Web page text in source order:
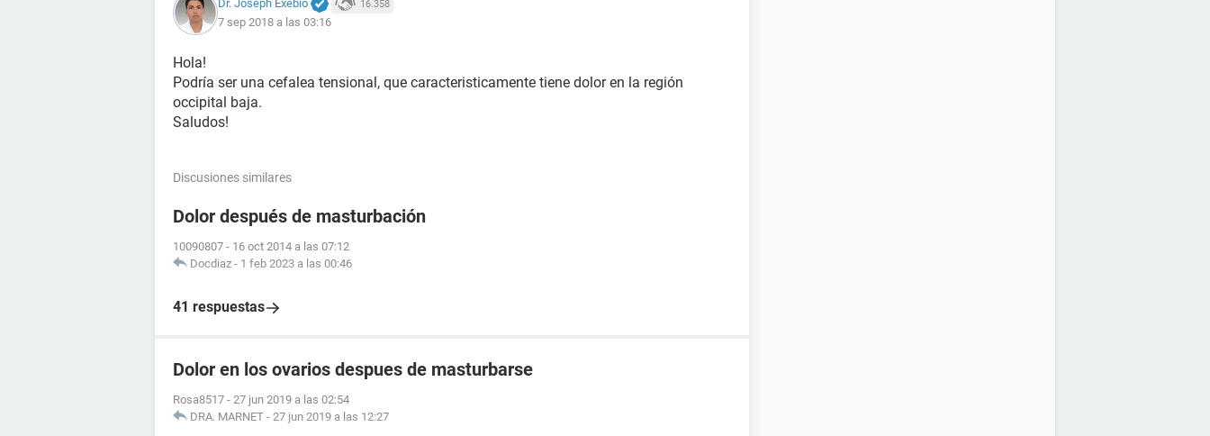
Dr. Joseph Exebio 16.358
7 sep 2018 a las 03:16
Hola!
Podría ser una cefalea tensional, que caracteristicamente tiene dolor en la región
occipital baja.
Saludos!
Discusiones similares
Dolor después de masturbación
10090807 - 16 oct 2014 a las 07:12
Docdiaz - 1 feb 2023 a las 00:46
41 respuestas
Dolor en los ovarios despues de masturbarse
Rosa8517 - 27 jun 2019 a las 02:54
DRA. MARNET - 27 jun 2019 a las 12:27